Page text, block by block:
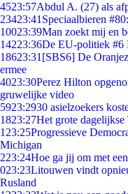
4523:57Abdul A. (27) als
23423:41 Speciaalbieren
10023:39Man zoekt mij en
14223:36De EU-politiek #6
18623:31 [SBS6] De
ermee
4023:30Perez Hilton
gruwelijke video
5923:2930 asielzoekers
1823:27Het grote
1 23:25Progressieve
Michigan
223:24Hoe ga jij om met
023:23Litouwen vindt
Rusland